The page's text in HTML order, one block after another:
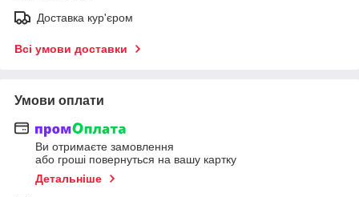
Доставка кур'єром
Всі умови доставки
Умови оплати
Ви отримаєте замовлення
або гроші повернуться на вашу картку
Детальніше